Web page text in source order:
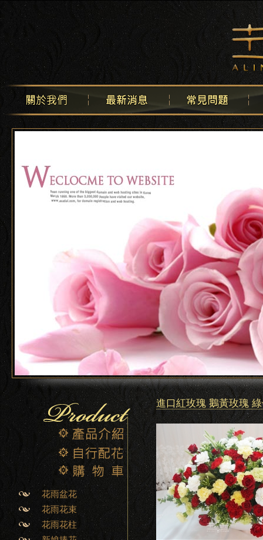
花雨盆花
花雨花束
花雨花柱
進口紅玫瑰 鵝黃玫瑰